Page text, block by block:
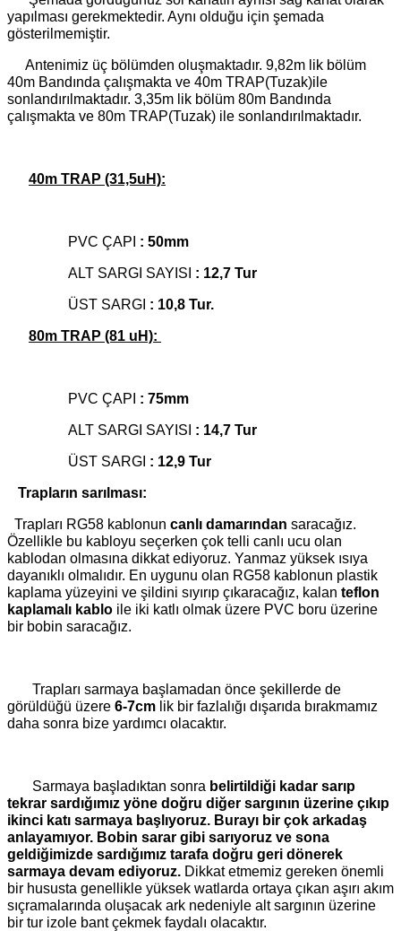
yapılması gerekmektedir. Aynı olduğu için şemada
gösterilmemiştir.
Antenimiz üç bölümden oluşmaktadır. 9,82m lik bölüm
40m Bandında çalışmakta ve 40m TRAP(Tuzak)ile
sonlandırılmaktadır. 3,35m lik bölüm 80m Bandında
çalışmakta ve 80m TRAP(Tuzak) ile sonlandırılmaktadır.
40m TRAP (31,5uH):
PVC ÇAPI : 50mm
ALT SARGI SAYISI : 12,7 Tur
ÜST SARGI : 10,8 Tur.
80m TRAP (81 uH):
PVC ÇAPI : 75mm
ALT SARGI SAYISI : 14,7 Tur
ÜST SARGI : 12,9 Tur
Trapların sarılması:
Trapları RG58 kablonun canlı damarından saracağız.
Özellikle bu kabloyu seçerken çok telli canlı ucu olan
kablodan olmasına dikkat ediyoruz. Yanmaz yüksek ısıya
dayanıklı olmalıdır. En uygunu olan RG58 kablonun plastik
kaplama yüzeyini ve şildini sıyırıp çıkaracağız, kalan teflon
kaplamalı kablo ile iki katlı olmak üzere PVC boru üzerine
bir bobin saracağız.
Trapları sarmaya başlamadan önce şekillerde de
görüldüğü üzere 6-7cm lik bir fazlalığı dışarıda bırakmamız
daha sonra bize yardımcı olacaktır.
Sarmaya başladıktan sonra belirtildiği kadar sarıp
tekrar sardığımız yöne doğru diğer sargının üzerine çıkıp
ikinci katı sarmaya başlıyoruz. Burayı bir çok arkadaş
anlayamıyor. Bobin sarar gibi sarıyoruz ve sona
geldiğimizde sardığımız tarafa doğru geri dönerek
sarmaya devam ediyoruz. Dikkat etmemiz gereken önemli
bir hususta genellikle yüksek watlarda ortaya çıkan aşırı akım
sıçramalarında oluşacak ark nedeniyle alt sargının üzerine
bir tur izole bant çekmek faydalı olacaktır.